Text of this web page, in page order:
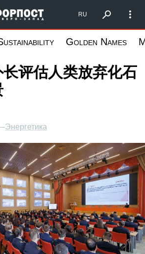
Форпост Северо-Запад
RU
Golden Names
评估人类放弃化石
Энергетика